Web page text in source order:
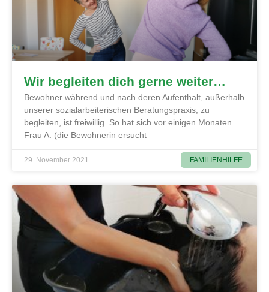
FAMILIENHILFE
Wir begleiten dich gerne weiter…
Bewohner während und nach deren Aufenthalt, außerhalb
unserer sozialarbeiterischen Beratungspraxis, zu
begleiten, ist freiwillig. So hat sich vor einigen Monaten
Frau A. (die Bewohnerin ersucht
29. November 2021